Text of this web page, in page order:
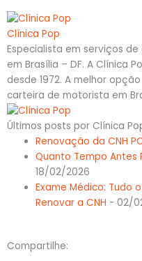
Clínica Pop
Especialista em serviços
em Brasília – DF. A Clínica
desde 1972. A melhor
carteira de motorista em
Últimos posts por Clínica
Renovação da CNH
Quanto Tempo Antes
18/02/2026
Exame Médico: Tudo
Renovar a CNH - 02/
Compartilhe: